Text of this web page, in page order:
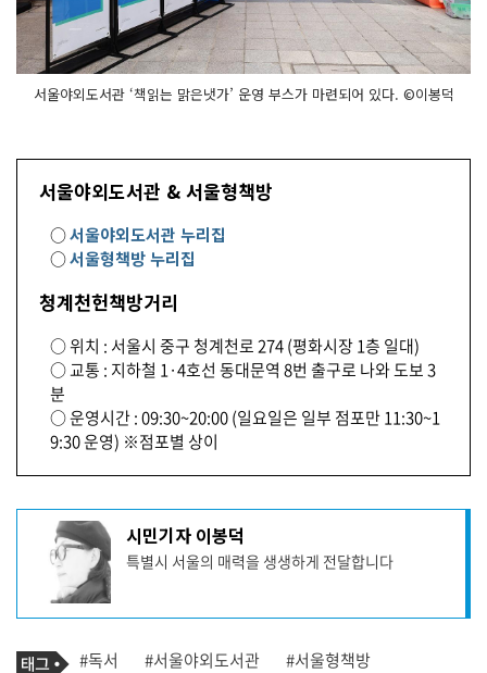
서울야외도서관 ‘책읽는 맑은냇가’ 운영 부스가 마련되어 있다. ©이봉덕
서울야외도서관 & 서울형책방
○서울야외도서관 누리집
○서울형책방 누리집
청계천헌책방거리
○ 위치 : 서울시 중구 청계천로 274 (평화시장 1층 일대)
○ 교통 : 지하철 1·4호선 동대문역 8번 출구로 나와 도보 3
분
○ 운영시간 : 09:30~20:00 (일요일은 일부 점포만 11:30~1
9:30 운영) ※점포별 상이
프
필
시민기자 이봉덕
특별시 서울의 매력을 생생하게 전달합니다
기
사
태 #독서 #서울야외도서관
#서울형책방